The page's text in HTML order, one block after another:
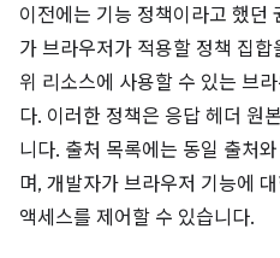
이전에는 기능 정책이라고 했던
가 브라우저가 적용할 정책 집
위 리소스에 사용할 수 있는 브
다. 이러한 정책은 응답 헤더 원
니다. 출처 목록에는 동일 출처
며, 개발자가 브라우저 기능에
액세스를 제어할 수 있습니다.